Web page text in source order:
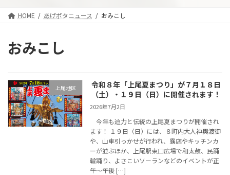
HOME あげポタニュース おみこし
おみこし
上尾地区
令和８年「上尾夏まつり」が７月１８日
（土）・１９日（日）に開催されます！
2026年7月2日
今年も迫力と伝統の上尾夏まつりが開催され
ます！ １９日（日）には、８町内大人神輿渡御
や、山車引っかせが行われ、露店やキッチンカ
ーが並ぶほか、上尾駅東口広場で和太鼓、民踊
輪踊り、よさこいソーランなどのイベントが正
午～午後 […]